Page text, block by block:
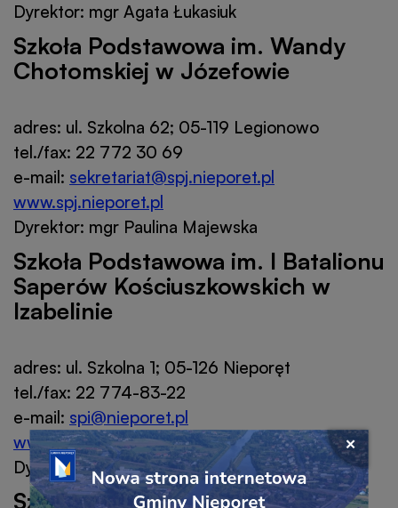
Przejdź
do
linku
okno
popup
Dyrektor: mgr Agata Łukasiuk
Szkoła Podstawowa im. Wandy
Chotomskiej w Józefowie
adres: ul. Szkolna 62; 05-119 Legionowo
tel./fax: 22 772 30 69
e-mail: sekretariat@spj.nieporet.pl
www.spj.nieporet.pl
Dyrektor: mgr Paulina Majewska
Szkoła Podstawowa im. I Batalionu
Saperów Kościuszkowskich w
Izabelinie
adres: ul. Szkolna 1; 05-126 Nieporęt
tel./fax: 22 774-83-22
e-mail: spi@nieporet.pl
www.spi.nieporet.pl
Dyrektor: mgr Aneta Sieczka
Szkoła Podstawowa im. 28 Pułku